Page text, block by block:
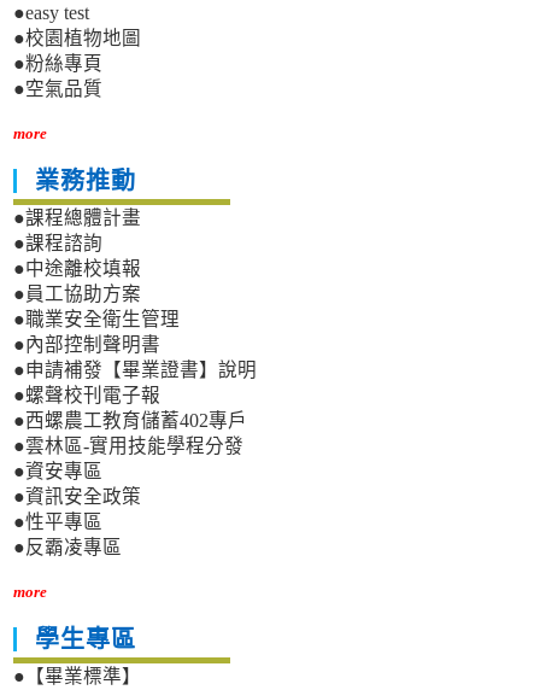
●easy test
●校園植物地圖
●粉絲專頁
●空氣品質
more
業務推動
●課程總體計畫
●課程諮詢
●中途離校填報
●員工協助方案
●職業安全衛生管理
●內部控制聲明書
●申請補發【畢業證書】說明
●螺聲校刊電子報
●西螺農工教育儲蓄402專戶
●雲林區-實用技能學程分發
●資安專區
●資訊安全政策
●性平專區
●反霸凌專區
more
學生專區
●【畢業標準】